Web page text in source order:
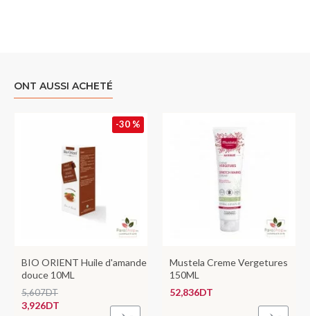
ONT AUSSI ACHETÉ
-30 %
BIO ORIENT Huile d'amande
douce 10ML
3,926DT
5,607DT
Mustela Creme Vergetures
150ML
52,836DT